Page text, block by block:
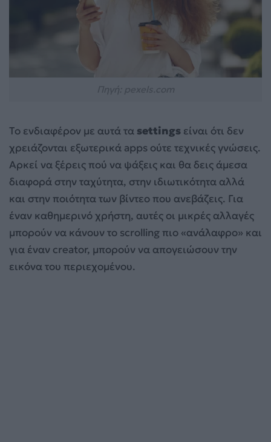
Το ενδιαφέρον με αυτά τα settings είναι ότι δεν
χρειάζονται εξωτερικά apps ούτε τεχνικές γνώσεις.
Αρκεί να ξέρεις πού να ψάξεις και θα δεις άμεσα
διαφορά στην ταχύτητα, στην ιδιωτικότητα αλλά
και στην ποιότητα των βίντεο που ανεβάζεις. Για
έναν καθημερινό χρήστη, αυτές οι μικρές αλλαγές
μπορούν να κάνουν το scrolling πιο «ανάλαφρο» και
για έναν creator, μπορούν να απογειώσουν την
εικόνα του περιεχομένου.